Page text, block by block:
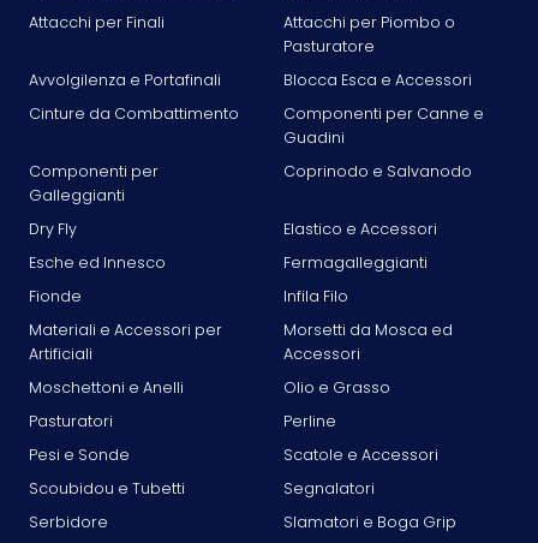
Attacchi per Finali
Attacchi per Piombo o
Pasturatore
Avvolgilenza e Portafinali
Blocca Esca e Accessori
Cinture da Combattimento
Componenti per Canne e
Guadini
Componenti per
Galleggianti
Coprinodo e Salvanodo
Dry Fly
Elastico e Accessori
Esche ed Innesco
Fermagalleggianti
Fionde
Infila Filo
Materiali e Accessori per
Artificiali
Morsetti da Mosca ed
Accessori
Moschettoni e Anelli
Olio e Grasso
Pasturatori
Perline
Pesi e Sonde
Scatole e Accessori
Scoubidou e Tubetti
Segnalatori
Serbidore
Slamatori e Boga Grip